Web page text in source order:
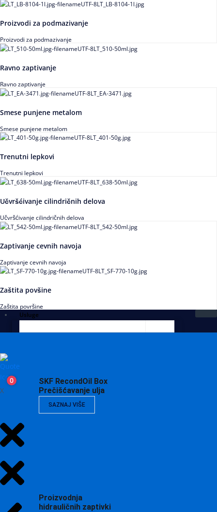
Proizvodi za podmazivanje
Proizvodi za podmazivanje
Ravno zaptivanje
Ravno zaptivanje
Smese punjene metalom
Smese punjene metalom
Trenutni lepkovi
Trenutni lepkovi
Učvršćivanje cilindričnih delova
Učvršćivanje cilindričnih delova
Zaptivanje cevnih navoja
Zaptivanje cevnih navoja
Zaštita povšine
Zaštita površine
Usluge
SKF RecondOil Box
Prečišćavanje ulja
SAZNAJ VIŠE
Proizvodnja
hidrauličnih zaptivki
0
X